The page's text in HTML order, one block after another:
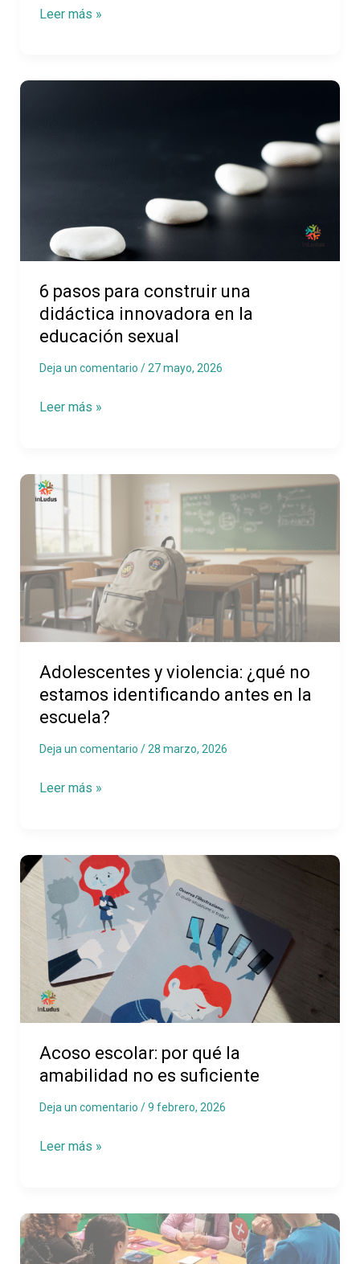
Leer más »
6 pasos para construir una
didáctica innovadora en la
educación sexual
Deja un comentario /27 mayo, 2026
innovadora
en
educación
sexual
Leer más »
Adolescentes y violencia: ¿qué no
estamos identificando antes en la
escuela?
Deja un comentario /28 marzo, 2026
Adolescentes
violencia:
¿qué
no
estamos
identificando
en
la
escuela?
Leer más »
Acoso escolar: por qué la
amabilidad no es suficiente
Deja un comentario /9 febrero, 2026
Acoso
escolar:
por
qué
la
amabilidad
no
suficiente
Leer más »
El
valor